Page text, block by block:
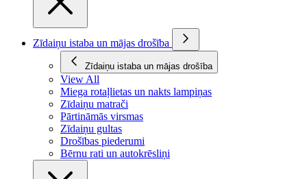
Zīdaiņu istaba un mājas drošība
Zīdaiņu istaba un mājas drošība
View All
Miega rotaļlietas un nakts lampiņas
Zīdaiņu matrači
Pārtināmās virsmas
Zīdaiņu gultas
Drošības piederumi
Bērnu rati un autokrēsliņi